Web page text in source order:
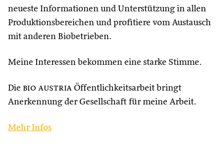
neueste Informationen und Unterstützung in allen
Produktionsbereichen und profitiere vom Austausch
mit anderen Biobetrieben.
Meine Interessen bekommen eine starke Stimme.
Die bio austria Öffentlichkeitsarbeit bringt
Anerkennung der Gesellschaft für meine Arbeit.
Mehr Infos